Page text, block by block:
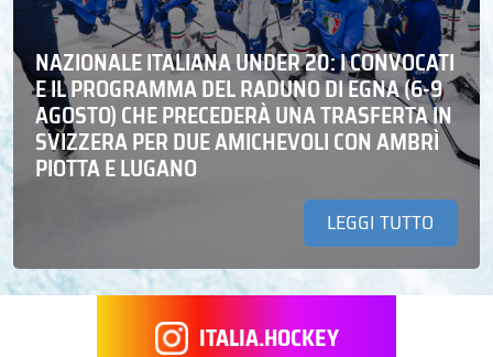
NAZIONALE ITALIANA UNDER 20: I CONVOCATI
E IL PROGRAMMA DEL RADUNO DI EGNA (6-9
AGOSTO) CHE PRECEDERÀ UNA TRASFERTA IN
SVIZZERA PER DUE AMICHEVOLI CON AMBRÌ
PIOTTA E LUGANO
LEGGI TUTTO
ITALIA.HOCKEY